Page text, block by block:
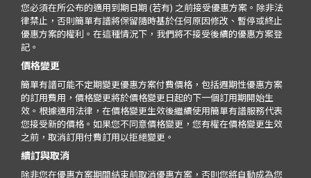
您必須在所公布的適用到期日期 (若有) 之前接受優惠方案。除非法
律禁止，否則簡單有譜將保留隨時基於任何原因修改、暫停或終止
優惠方案的權利。在這種情況下，我們將不接受後續的優惠方案登
記。
價格變更
簡單有譜可能不定期變更優惠方案付費價格，包括週期性優惠方案
的訂用費用，價格變更將於價格變更日起的下一個訂用期開始生
效。根據適用法律，在價格變更生效後繼續使用簡單有譜服務代表
您接受新的價格。如果您不同意價格變更，您有權在價格變更生效
之前，取消訂用付費訂用以拒絕變更。
續訂與取消
除非您在優惠方案期間結束前取消優惠方案，否則您將自動成為您